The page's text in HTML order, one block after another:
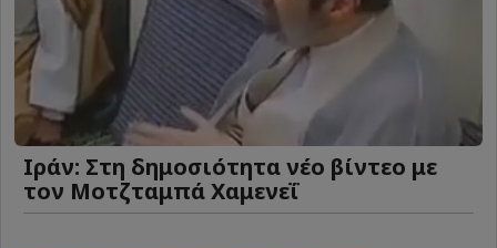
Ιράν: Στη δημοσιότητα νέο βίντεο με
τον Μοτζταμπά Χαμενεΐ